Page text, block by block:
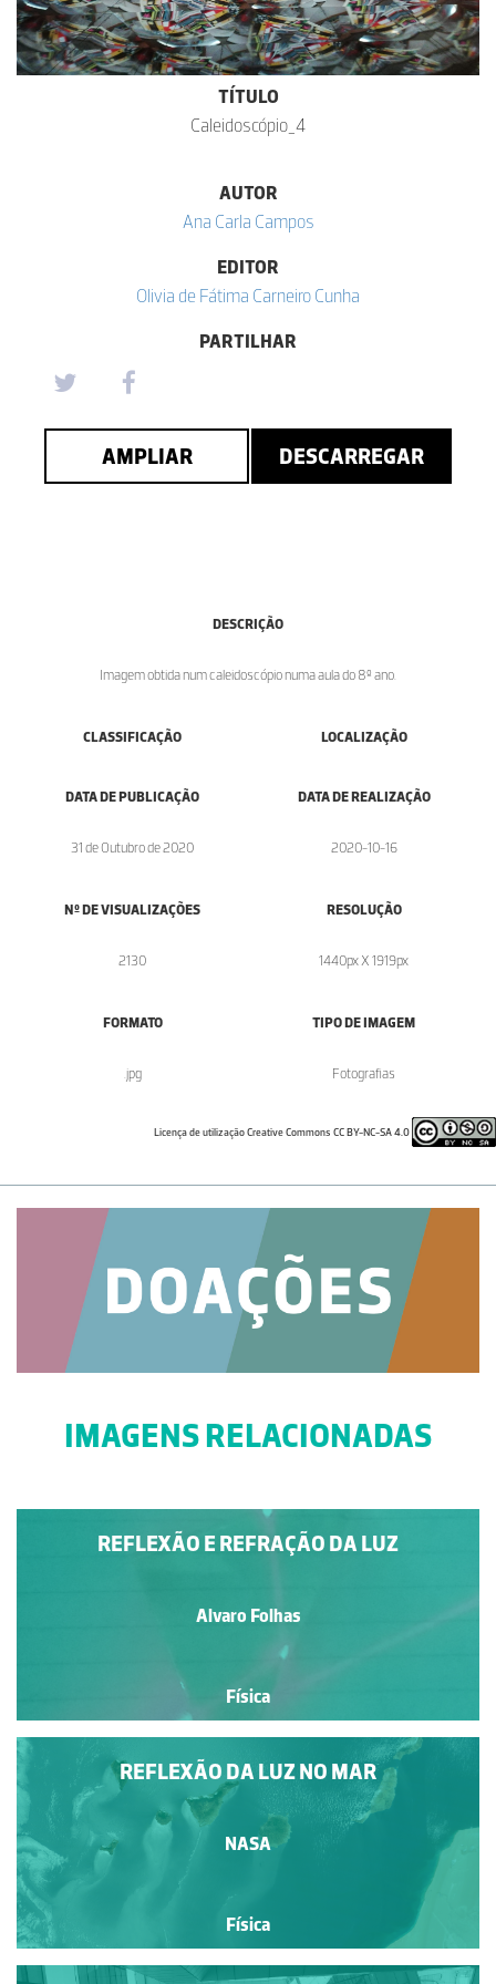
TÍTULO
Caleidoscópio_4
AUTOR
Ana Carla Campos
EDITOR
Olivia de Fátima Carneiro Cunha
PARTILHAR
AMPLIAR DESCARREGAR
DESCRIÇÃO
Imagem obtida num caleidoscópio numa aula do 8º ano.
CLASSIFICAÇÃO LOCALIZAÇÃO
DATA DE PUBLICAÇÃO
31 de Outubro de 2020
DATA DE REALIZAÇÃO
2020-10-16
Nº DE VISUALIZAÇÕES
2130
RESOLUÇÃO
1440px X 1919px
FORMATO
.jpg
TIPO DE IMAGEM
Fotografias
Licença de utilização Creative Commons CC BY-NC-SA 4.0
IMAGENS RELACIONADAS
REFLEXÃO E REFRAÇÃO DA LUZ
Alvaro Folhas
Física
REFLEXÃO DA LUZ NO MAR
NASA
Física